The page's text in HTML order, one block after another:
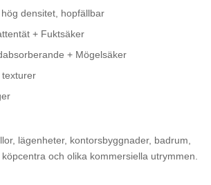
densitet, hopfällbar
+ Fuktsäker
+ Mögelsäker
texturer
lägenheter, kontorsbyggnader, badrum,
och olika kommersiella utrymmen.